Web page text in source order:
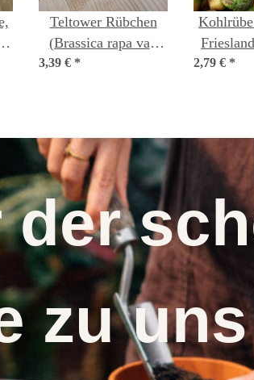
Teltower Rübchen
(Brassica rapa var.
teltowiensis) Bio
3,39 € *
napus
2,79 € *
der
zu